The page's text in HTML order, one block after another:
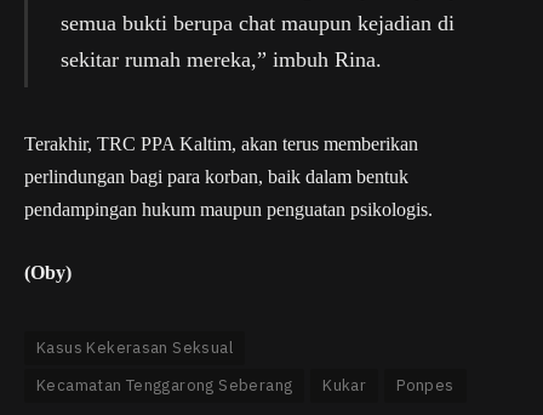
semua bukti berupa chat maupun kejadian di
sekitar rumah mereka,” imbuh Rina.
Terakhir, TRC PPA Kaltim, akan terus memberikan
perlindungan bagi para korban, baik dalam bentuk
pendampingan hukum maupun penguatan psikologis.
(Oby)
Kasus Kekerasan Seksual
Kecamatan Tenggarong Seberang
Kukar Ponpes